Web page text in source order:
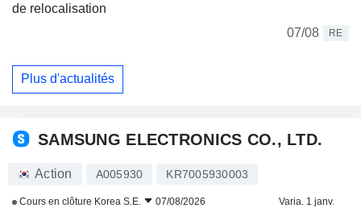
de relocalisation
07/08
RE
Plus d'actualités
SAMSUNG ELECTRONICS CO., LTD.
Action A005930 KR7005930003
Cours en clôture Korea S.E. 07/08/2026 Varia. 1 janv.